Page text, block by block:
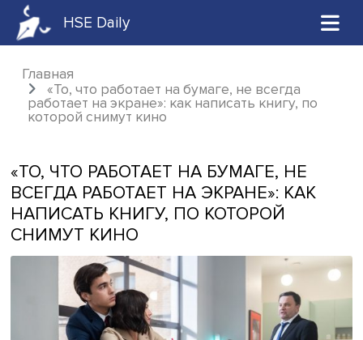
HSE Daily
Главная
«То, что работает на бумаге, не всегда
работает на экране»: как написать книгу,
«ТО, ЧТО РАБОТАЕТ НА БУМАГЕ, НЕ
ВСЕГДА РАБОТАЕТ НА ЭКРАНЕ»: КАК
НАПИСАТЬ КНИГУ, ПО КОТОРОЙ
СНИМУТ КИНО